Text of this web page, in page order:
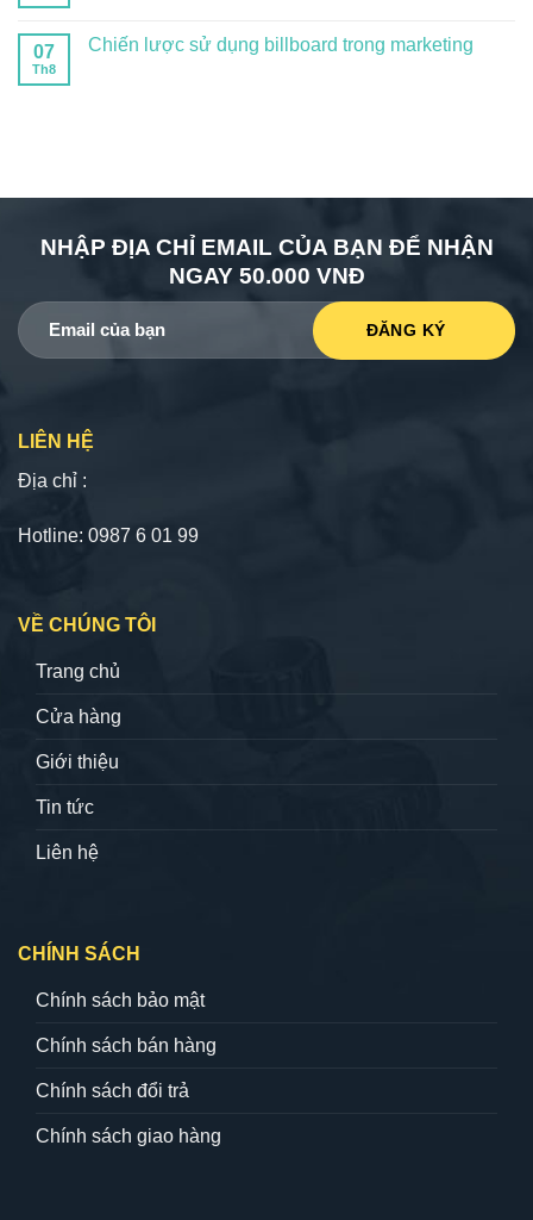
07
Th8
Chiến lược sử dụng billboard trong marketing
NHẬP ĐỊA CHỈ EMAIL CỦA BẠN ĐỂ NHẬN
NGAY 50.000 VNĐ
LIÊN HỆ
Địa chỉ :
Hotline: 0987 6 01 99
VỀ CHÚNG TÔI
Trang chủ
Cửa hàng
Giới thiệu
Tin tức
Liên hệ
CHÍNH SÁCH
Chính sách bảo mật
Chính sách bán hàng
Chính sách đổi trả
Chính sách giao hàng